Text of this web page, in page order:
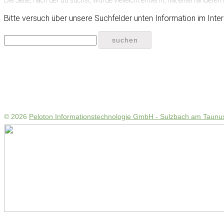
Bitte versuch über unsere Suchfelder unten Information im
© 2026 Peloton Informationstechnologie GmbH - Sulzbach am